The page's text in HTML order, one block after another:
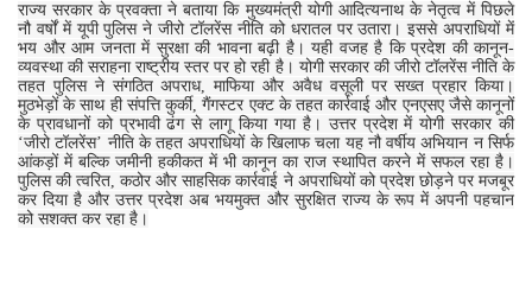
राज्य सरकार के प्रवक्ता ने बताया कि मुख्यमंत्री योगी आदित्यनाथ के नेतृत्व में पिछले
नौ वर्षों में यूपी पुलिस ने जीरो टॉलरेंस नीति को धरातल पर उतारा। इससे अपराधियों में
भय और आम जनता में सुरक्षा की भावना बढ़ी है। यही वजह है कि प्रदेश की कानून-
व्यवस्था की सराहना राष्ट्रीय स्तर पर हो रही है। योगी सरकार की जीरो टॉलरेंस नीति के
तहत पुलिस ने संगठित अपराध, माफिया और अवैध वसूली पर सख्त प्रहार किया।
मुठभेड़ों के साथ ही संपत्ति कुर्की, गैंगस्टर एक्ट के तहत कार्रवाई और एनएसए जैसे कानूनों
के प्रावधानों को प्रभावी ढंग से लागू किया गया है। उत्तर प्रदेश में योगी सरकार की
‘जीरो टॉलरेंस’ नीति के तहत अपराधियों के खिलाफ चला यह नौ वर्षीय अभियान न सिर्फ
आंकड़ों में बल्कि जमीनी हकीकत में भी कानून का राज स्थापित करने में सफल रहा है।
पुलिस की त्वरित, कठोर और साहसिक कार्रवाई ने अपराधियों को प्रदेश छोड़ने पर मजबूर
कर दिया है और उत्तर प्रदेश अब भयमुक्त और सुरक्षित राज्य के रूप में अपनी पहचान
को सशक्त कर रहा है।